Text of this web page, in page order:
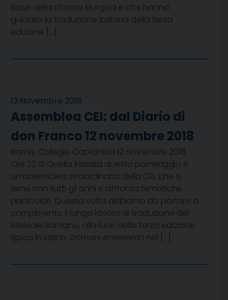
base della riforma liturgica e che hanno
guidato la traduzione italiana della terza
edizione […]
13 Novembre 2018
Assemblea CEI: dal Diario di
don Franco 12 novembre 2018
Roma, Collegio Capranica 12 novembre 2018
Ore 22.15 Quella iniziata questo pomeriggio è
un’assemblea straordinaria della CEI, che si
tiene non tutti gli anni e affronta tematiche
particolari. Questa volta abbiamo da portare a
compimento il lungo lavoro di traduzione del
Messale Romano, alla luce della terza edizione
tipica in latino. Domani entreremo nel […]